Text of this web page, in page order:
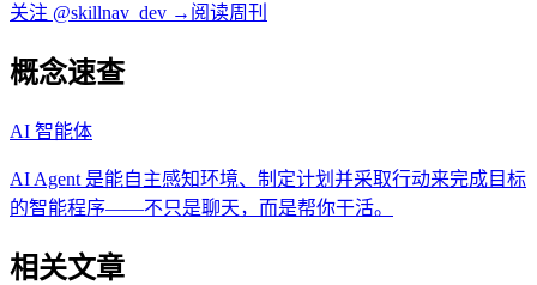
关注 @skillnav_dev → 阅读周刊
概念速查
AI 智能体
AI Agent 是能自主感知环境、制定计划并采取行动来完成目标
的智能程序——不只是聊天，而是帮你干活。
相关文章